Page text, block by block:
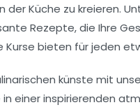
der Küche zu kreieren.
Rezepte, die Ihre
Kurse bieten für jeden